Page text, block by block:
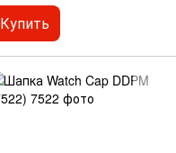
Купить